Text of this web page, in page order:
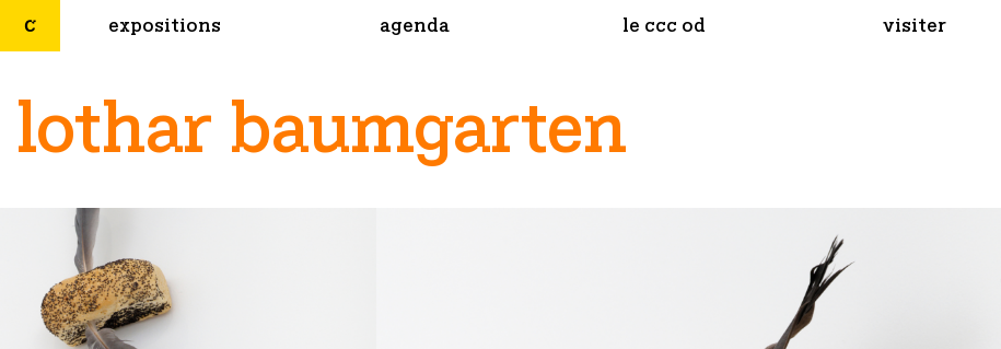
expositions agenda le ccc od visiter
lothar baumgarten